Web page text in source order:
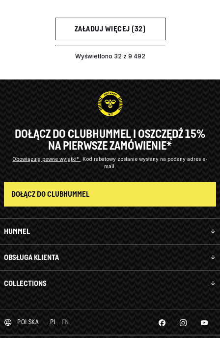
ZAŁADUJ WIĘCEJ (32)
Wyświetlono 32 z 9 492
HUMMEL
OBSŁUGA KLIENTA
COLLECTIONS
DOŁĄCZ DO CLUBHUMMEL I OSZCZĘDŹ 15%
NA PIERWSZE ZAMÓWIENIE*
Obowiązują pewne wyjątki* Kod rabatowy zostanie wysłany na podany adres e-
mail.
DOŁĄCZ DO CLUBHUMMEL
POLSKA PL EN